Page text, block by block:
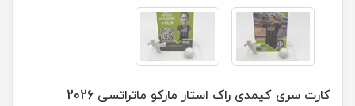
کارت سری کیمدی راک استار مارکو ماتراتسی 2026